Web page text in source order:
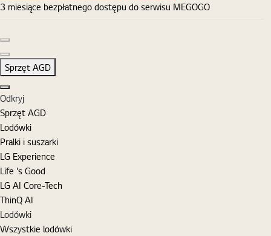
3 miesiące bezpłatnego dostępu do serwisu MEGOGO
Następny slajd
Sprzęt AGD
Zamknij
Odkryj
Sprzęt AGD
Lodówki
Pralki i suszarki
LG Experience
Life 's Good
LG AI Core-Tech
ThinQ AI
Lodówki
Wszystkie lodówki